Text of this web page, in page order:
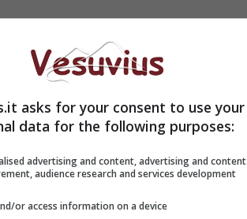
fare per riceverlo
imprese
asks for your consent to use your
data for the following purposes:
advertising and content, advertising and content
audience research and services development
or access information on a device